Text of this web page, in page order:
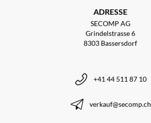
ADRESSE
SECOMP AG
Grindelstrasse 6
8303 Bassersdorf
+41 44 511 87 10
verkauf@secomp.ch